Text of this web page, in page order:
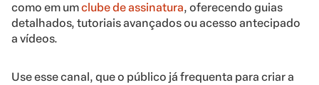
como em umclube de assinatura, oferecendo guias
detalhados, tutoriais avançados ou acesso antecipado
a vídeos.
Use esse canal, que o público já frequenta para criar a